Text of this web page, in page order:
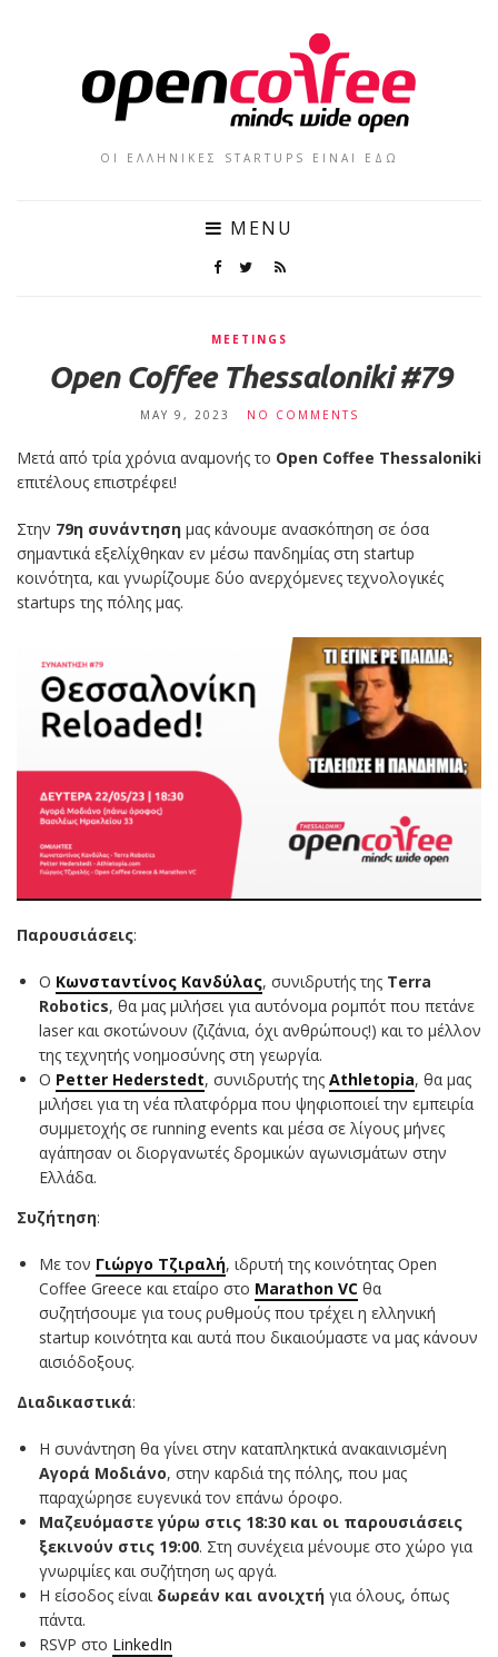
ΟΙ ΕΛΛΗΝΙΚΕΣ STARTUPS ΕΙΝΑΙ ΕΔΩ
MENU
MEETINGS
Open Coffee Thessaloniki #79
MAY 9, 2023 NO COMMENTS
Μετά από τρία χρόνια αναμονής το Open Coffee Thessaloniki
επιτέλους επιστρέφει!
Στην 79η συνάντηση μας κάνουμε ανασκόπηση σε όσα
σημαντικά εξελίχθηκαν εν μέσω πανδημίας στη startup
κοινότητα, και γνωρίζουμε δύο ανερχόμενες τεχνολογικές
startups της πόλης μας.
Παρουσιάσεις:
O Κωνσταντίνος Κανδύλας, συνιδρυτής της Terra
Robotics, θα μας μιλήσει για αυτόνομα ρομπότ που πετάνε
laser και σκοτώνουν (ζιζάνια, όχι ανθρώπους!) και το μέλλον
της τεχνητής νοημοσύνης στη γεωργία.
Ο Petter Hederstedt, συνιδρυτής της Athletopia, θα μας
μιλήσει για τη νέα πλατφόρμα που ψηφιοποιεί την εμπειρία
συμμετοχής σε running events και μέσα σε λίγους μήνες
αγάπησαν οι διοργανωτές δρομικών αγωνισμάτων στην
Ελλάδα.
Συζήτηση:
Με τον Γιώργο Τζιραλή, ιδρυτή της κοινότητας Open
Coffee Greece και εταίρο στο Marathon VC θα
συζητήσουμε για τους ρυθμούς που τρέχει η ελληνική
startup κοινότητα και αυτά που δικαιούμαστε να μας κάνουν
αισιόδοξους.
Διαδικαστικά:
Η συνάντηση θα γίνει στην καταπληκτικά ανακαινισμένη
Αγορά Μοδιάνο, στην καρδιά της πόλης, που μας
παραχώρησε ευγενικά τον επάνω όροφο.
Μαζευόμαστε γύρω στις 18:30 και οι παρουσιάσεις
ξεκινούν στις 19:00. Στη συνέχεια μένουμε στο χώρο για
γνωριμίες και συζήτηση ως αργά.
Η είσοδος είναι δωρεάν και ανοιχτή για όλους, όπως
πάντα.
RSVP στο LinkedIn